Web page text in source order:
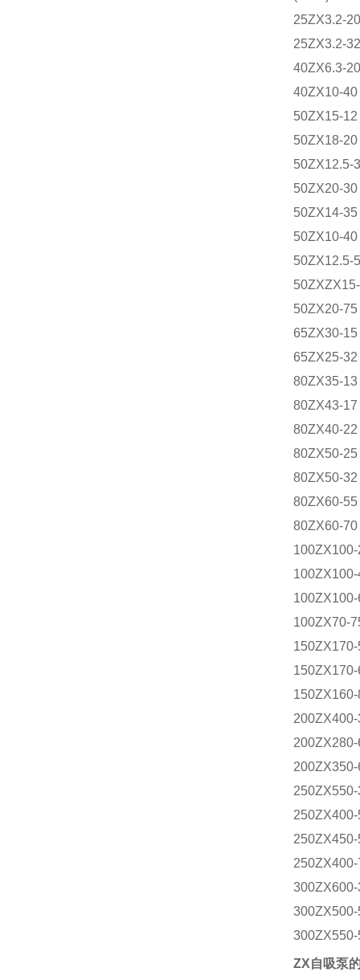
25ZX3.2-20
25ZX3.2-32
40ZX6.3-20
40ZX10-40
50ZX15-12
50ZX18-20
50ZX12.5-
50ZX20-30
50ZX14-35
50ZX10-40
50ZX12.5-
50ZX20-75
65ZX30-15
65ZX25-32
80ZX35-13
80ZX43-17
80ZX40-22
80ZX50-25
80ZX50-32
80ZX60-55
80ZX60-70
100ZX100-
100ZX100-
100ZX100-
100ZX70-
150ZX170-
150ZX170-
150ZX160-
200ZX400-
200ZX280-
200ZX350-
250ZX550-
250ZX400-
250ZX450-
250ZX400-
300ZX600-
300ZX500-
300ZX550-
ZX自吸泵